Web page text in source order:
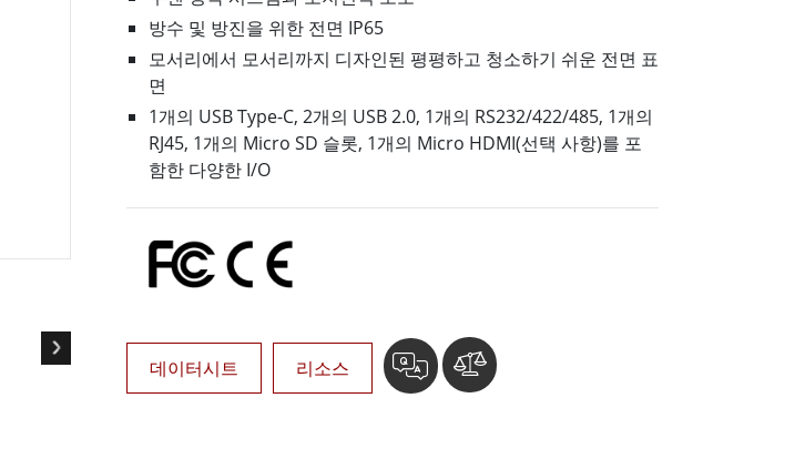
의료용 패널 PC
헬스케어 디스플레이
해양 디스플레이
해양 임베디드 컴퓨터
AI 컴퓨터
엣지 AI 모빌리티
엣지 AI 패널 PC
스테인리스 스틸 등급
스테인리스 스틸 패널 PC
방수 및 방진을 위한 전면 IP65
모서리에서 모서리까지 디자인된 평평하고 청소하기 쉬운 전면 표
면
1개의 USB Type-C, 2개의 USB 2.0, 1개의 RS232/422/485, 1개의
RJ45, 1개의 Micro SD 슬롯, 1개의 Micro HDMI(선택 사항)를 포
함한 다양한 I/O
데이터시트 리소스